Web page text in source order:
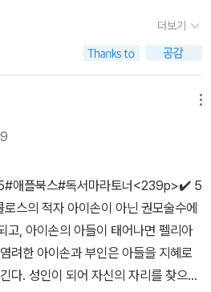
리나라의 비슷한 이야기도 찾아보게 된
쾌한 일러스트는 책을 보는 재미를 더
가 펼쳐질까?기대되고 궁금해진다@vi
서 잘 읽었습니다 감사합니다 <출판
성한 주관적인 글입니다>
,그로인해 헤라의 축복을 받는 모습은삭
간미를보여준다.모험과 영웅,신화의
되는여기서 잠깐!부분이 있어동서양의
매력적인 책이다.사랑과 전쟁,거인과
난관을 이겨낸 여정 끝황금양털의 의
을 보여주는영웅의 말로가 허무하게
를 생각해보게 된다.재미와 배경지식
로마신화를새롭게 본다.#북스타그램 #
라톤 #이아손과황금양털 #독서마라
육아 #책육아 #강심수정
더보기
애플북스#독서마라토너<239p>✔️ 5
스의 적자 아이손이 아닌 권모술수에
고, 아이손의 아들이 태어나면 펠리아
려한 아이손과 부인은 아들을 지혜로
다. 성인이 되어 자신의 자리를 찾으러